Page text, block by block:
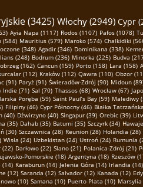
(3425) Włochy (2949) Cypr
Ayia Napa (1117) Rodos (1107) Pafos (1078)
(584) Mauritius (579) Maroko (574) Chalkidiki
(348) Agadir (346) Dominikana (338)
(248) Bodrum (236) Minorka (225) Budva
(162) Cancun (159) Porto (158) Lara (158)
(112) Kraków (112) Qawra (110) Obzor
(91) Paryż (91) Świeradów-Zdrój (90) Midoun
Indie (71) Sal (70) Thassos (68) Wrocław (67)
Poręba (59) Saint Paul’s Bay (59) Malediwy
Filipiny (46) Cypr Północny (46) Białka
(40) Dźwirzyno (40) Singapur (39) Orebic (39)
(35) Dahab (35) Batumi (35) Szczyrk (34)
(30) Szczawnica (28) Reunion (28) Holandia (28)
Wisła (24) Uzbekistan (24) Ustroń (24) Rumunia
(22) Darłowo (22) Slano (21) Polanica-Zdrój (21)
Pomorskie (18) Argentyna (18) Rzeszów
(14) Karaburun (14) Jelenia Góra (14) Irlandia (14)
(12) Saranda (12) Salvador (12) Kanada (12)
(10) Samana (10) Puerto Plata (10) Marsylia